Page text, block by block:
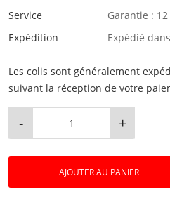
Service
Garantie :
Expédition
Expédié
Les colis sont généralement
suivant la réception de votre
- +
AJOUTER AU PANIER